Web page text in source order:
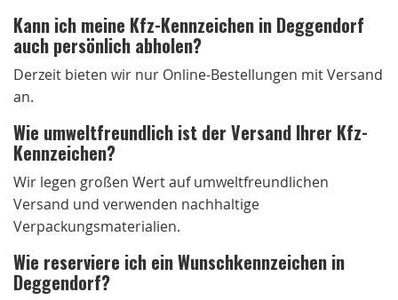
Kann ich meine Kfz-Kennzeichen in Deggendorf
auch persönlich abholen?
Derzeit bieten wir nur Online-Bestellungen mit Versand
an.
Wie umweltfreundlich ist der Versand Ihrer Kfz-
Kennzeichen?
Wir legen großen Wert auf umweltfreundlichen
Versand und verwenden nachhaltige
Verpackungsmaterialien.
Wie reserviere ich ein Wunschkennzeichen in
Deggendorf?